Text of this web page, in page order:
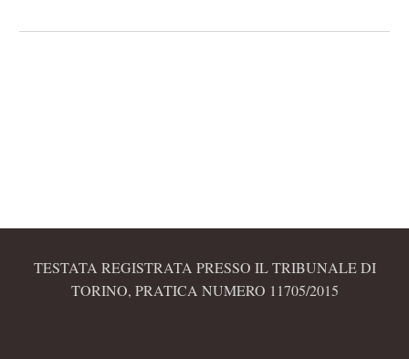
TESTATA REGISTRATA PRESSO IL TRIBUNALE DI
TORINO, PRATICA NUMERO 11705/2015